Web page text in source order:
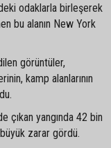
odaklarla birleşerek
bu alanın New York
görüntüler,
kamp alanlarının
çıkan yangında 42 bin
zarar gördü.